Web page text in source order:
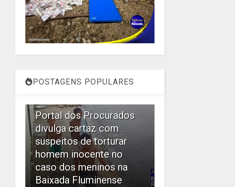
POSTAGENS POPULARES
Portal dos Procurados
divulga cartaz com
suspeitos de torturar
homem inocente no
caso dos meninos na
Baixada Fluminense